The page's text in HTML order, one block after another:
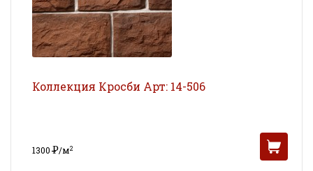
Коллекция Кросби Арт: 14-506
1300Р/м2